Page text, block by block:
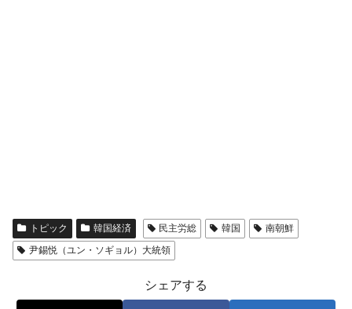
トピック 韓国経済 民主労総 韓国
南朝鮮
尹錫悦（ユン・ソギョル）大統領
シェアする